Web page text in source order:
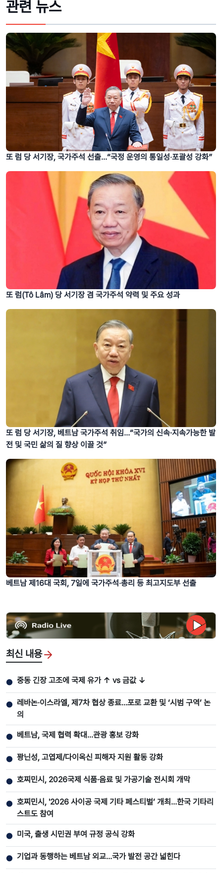
관련 뉴스
또 럼 당 서기장, 국가주석 선출…“국정 운영의 통일성‧포괄성 강화”
또 럼(Tô Lâm) 당 서기장 겸 국가주석 약력 및 주요 성과
또 럼 당 서기장, 베트남 국가주석 취임…“국가의 신속·지속가능한 발
전 및 국민 삶의 질 향상 이끌 것”
베트남 제16대 국회, 7일에 국가주석‧총리 등 최고지도부 선출
최신 내용
● 중동 긴장 고조에 국제 유가 ↑ vs 금값 ↓
● 레바논·이스라엘, 제7차 협상 종료…포로 교환 및 ‘시범 구역’ 논
의
● 베트남, 국제 협력 확대…관광 홍보 강화
● 꽝닌성, 고엽제/다이옥신 피해자 지원 활동 강화
● 호찌민시, 2026국제 식품·음료 및 가공기술 전시회 개막
● 호찌민시, '2026 사이공 국제 기타 페스티벌’ 개최…한국 기타리
스트도 참여
● 미국, 출생 시민권 부여 규정 공식 강화
● 기업과 동행하는 베트남 외교…국가 발전 공간 넓힌다